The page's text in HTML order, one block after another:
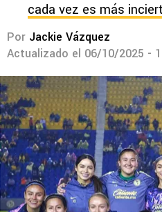
cada vez es más
Por Jackie Vázquez
Actualizado el 06/10/2025 -